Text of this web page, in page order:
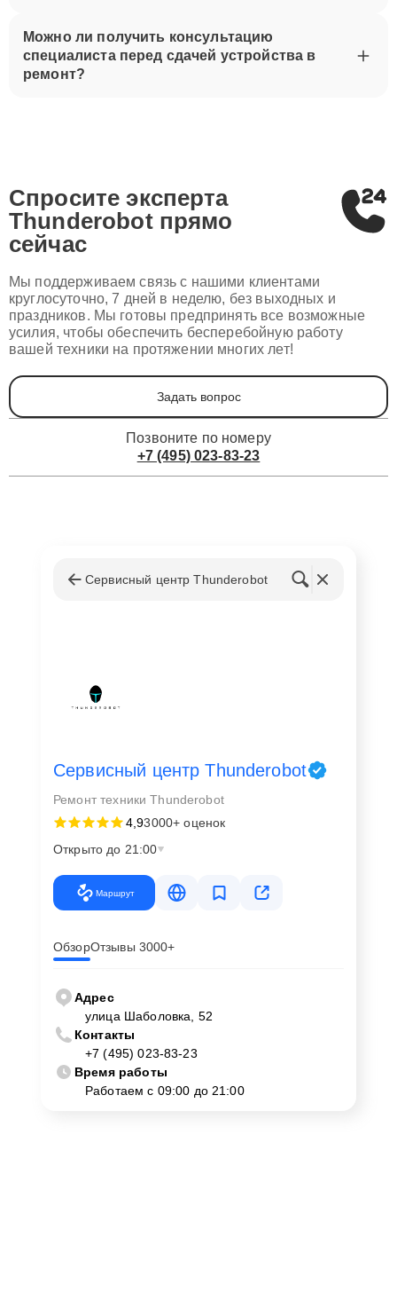
Можно ли получить консультацию
специалиста перед сдачей устройства в
ремонт?
Спросите эксперта
Thunderobot прямо
сейчас
Мы поддерживаем связь с нашими клиентами
круглосуточно, 7 дней в неделю, без выходных и
праздников. Мы готовы предпринять все возможные
усилия, чтобы обеспечить бесперебойную работу
вашей техники на протяжении многих лет!
Задать вопрос
Позвоните по номеру
+7 (495) 023-83-23
Сервисный центр Thunderobot
Сервисный центр Thunderobot
Ремонт техники Thunderobot
4,93000+ оценок
Открыто до 21:00
Маршрут
ОбзорОтзывы 3000+
Адрес
улица Шаболовка, 52
Контакты
+7 (495) 023-83-23
Время работы
Работаем с 09:00 до 21:00